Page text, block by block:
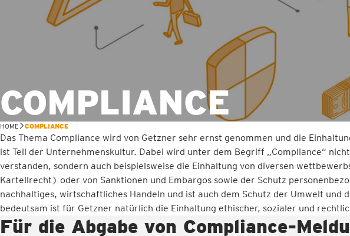
COMPLIANCE
HOME COMPLIANCE
Das Thema Compliance wird von Getzner sehr ernst genommen und die
ist Teil der Unternehmenskultur. Dabei wird unter dem Begriff „Compliance“
verstanden, sondern auch beispielsweise die Einhaltung von diversen
Kartellrecht) oder von Sanktionen und Embargos sowie der Schutz
nachhaltiges, wirtschaftliches Handeln und ist auch dem Schutz der Umwelt und
bedeutsam ist für Getzner natürlich die Einhaltung ethischer, sozialer und
Für die Abgabe von Compliance-